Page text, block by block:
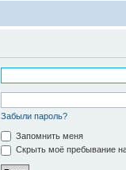
Забыли пароль?
Запомнить меня
Скрыть моё пребывание